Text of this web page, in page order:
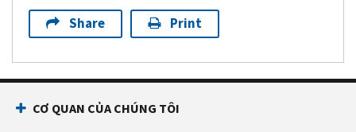
Share Print
CƠ QUAN CỦA CHÚNG TÔI